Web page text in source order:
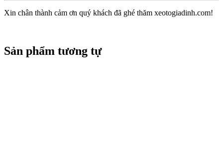
Xin chân thành cảm ơn quý khách đã ghé thăm xeotogiadinh.com!
Sản phẩm tương tự